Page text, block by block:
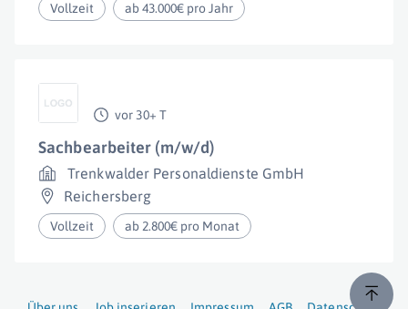
Vollzeit ab 43.000€ pro Jahr
vor 30+ T
Sachbearbeiter (m/w/d)
Trenkwalder Personaldienste GmbH
Reichersberg
Vollzeit ab 2.800€ pro Monat